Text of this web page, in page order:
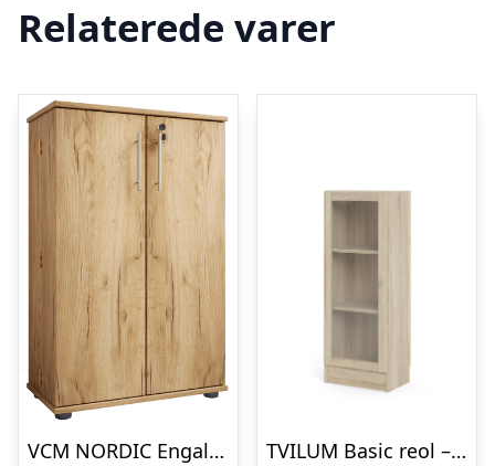
Relaterede varer
VCM NORDIC Engalo XL reol til cd’ere og dvd’er, m. lås, 2 låger og 20 hylder – natur træ
TVILUM Basic reol – klar/natur glas/egetræsstruktur, m. 1 låge og 2 hylder(H:107,2cm x40,6cm x 28,3cm)